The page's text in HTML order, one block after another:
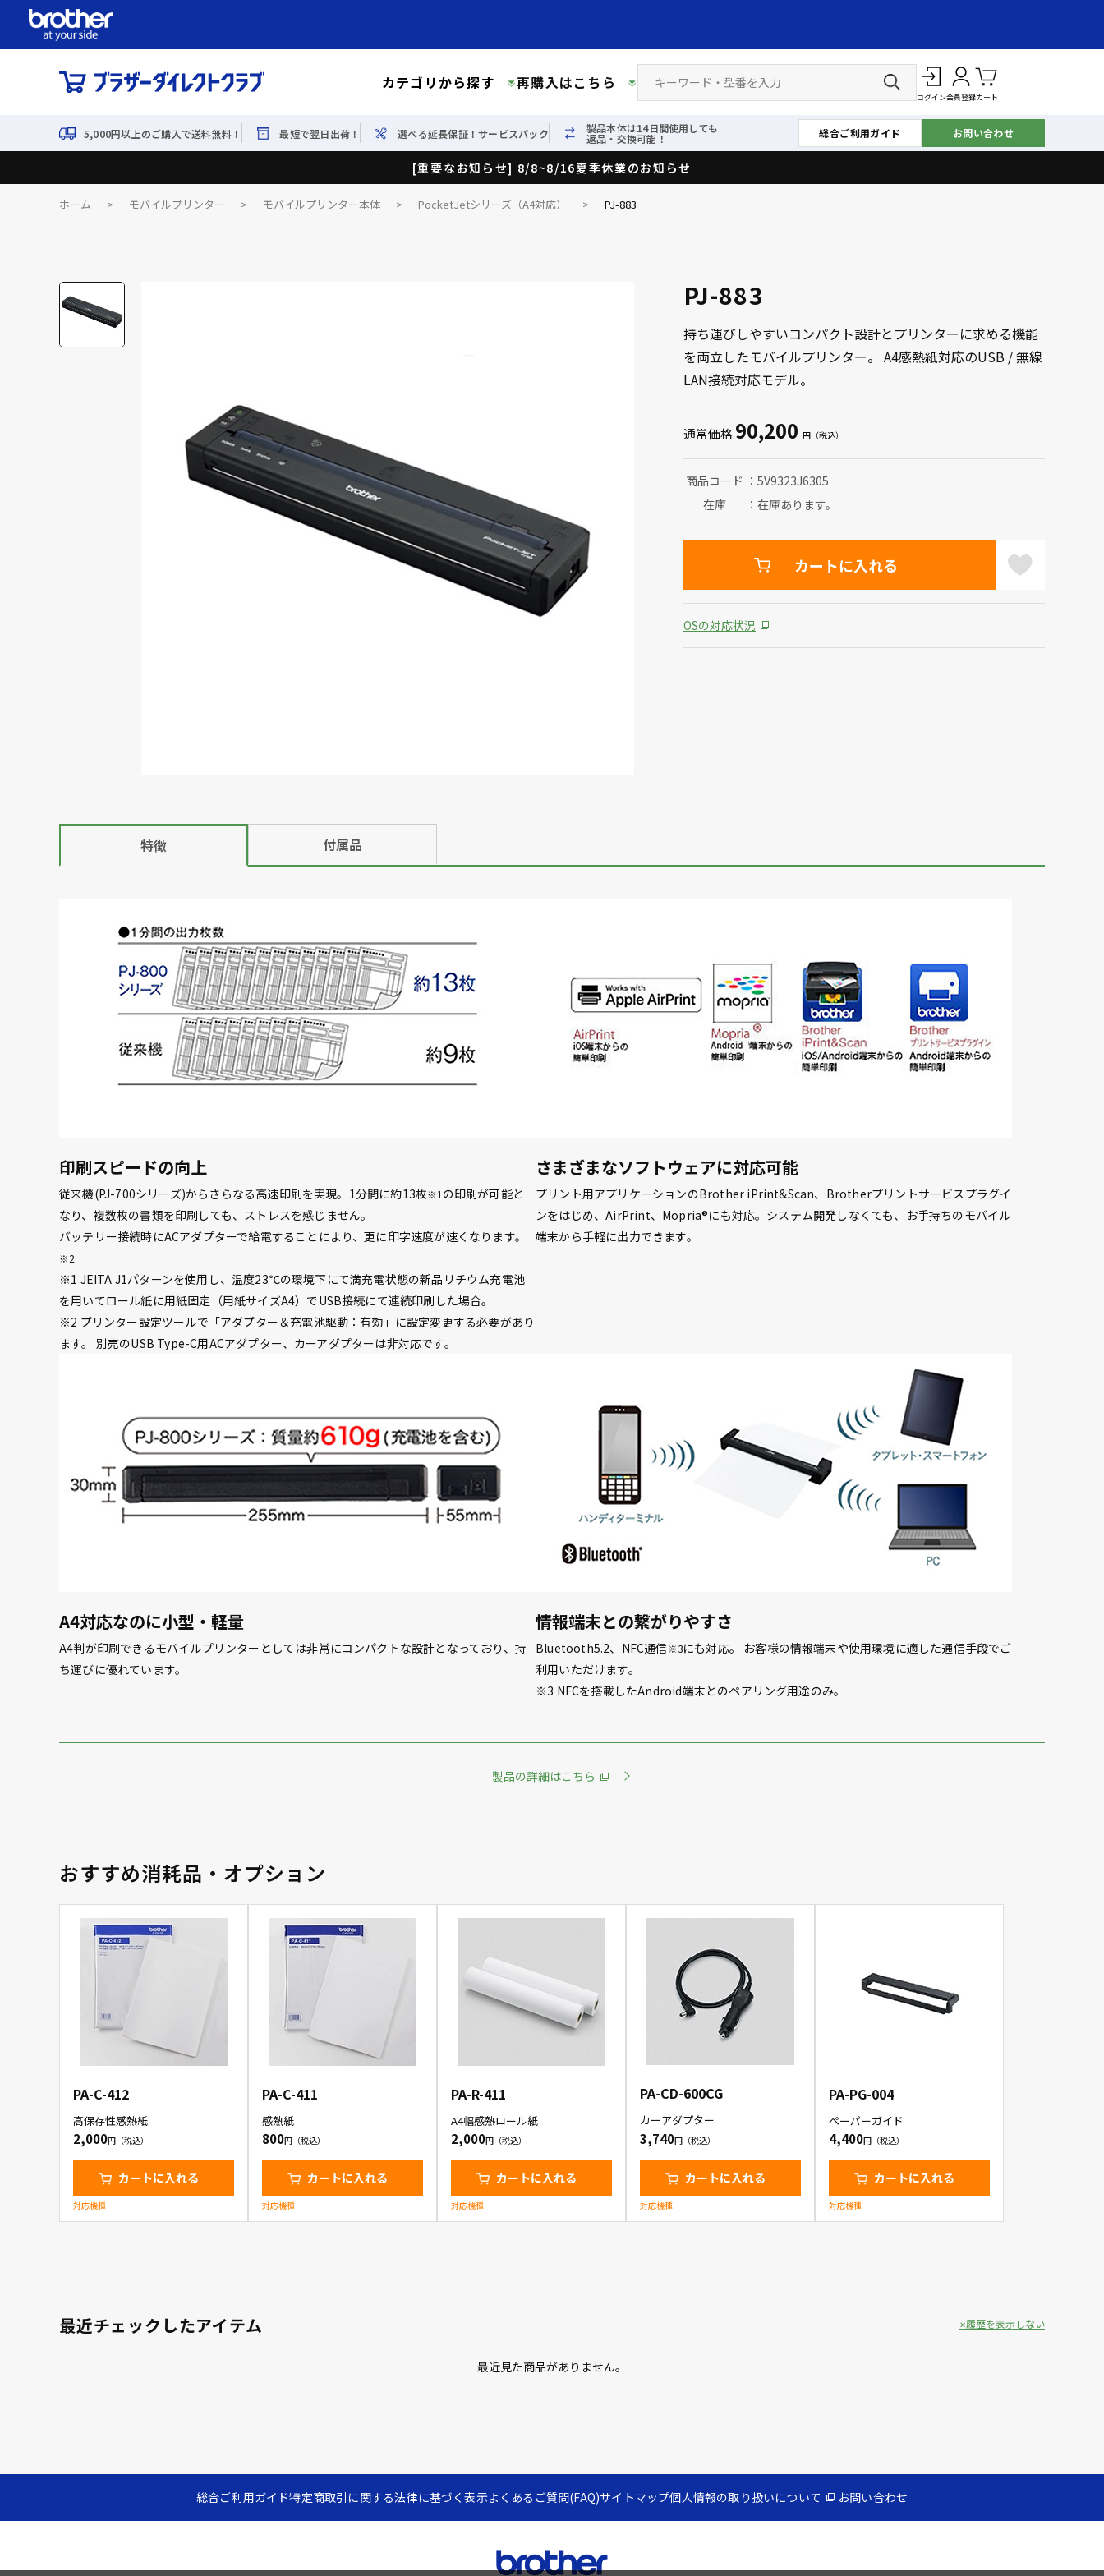
カテゴリから探す 再購入はこちら
ログイン会員登録カート
5,000円以上のご購入で送料無料！ 最短で翌日出荷！ 選べる延長保証！サービスパック 製品本体は14日間使用しても
返品・交換可能！ 総合ご利用ガイド お問い合わせ
[重要なお知らせ] 8/8~8/16夏季休業のお知らせ
ホーム > モバイルプリンター > モバイルプリンター本体 > PocketJetシリーズ（A4対応） > PJ-883
PJ-883
持ち運びしやすいコンパクト設計とプリンターに求める機能
を両立したモバイルプリンター。 A4感熱紙対応のUSB / 無線
LAN接続対応モデル。
通常価格90,200
商品コード
5V9323J6305
在庫
在庫あります。
カートに入れる
OSの対応状況
特徴 付属品
印刷スピードの向上
従来機(PJ-700シリーズ)からさらなる高速印刷を実現。1分間に約13枚※1 の印刷が可能と
なり、複数枚の書類を印刷しても、ストレスを感じません。
バッテリー接続時にACアダプターで給電することにより、更に印字速度が速くなります。
※2
※1 JEITA J1パターンを使用し、温度23℃の環境下にて満充電状態の新品リチウム充電池
を用いてロール紙に用紙固定（用紙サイズA4）でUSB接続にて連続印刷した場合。
※2 プリンター設定ツールで「アダプター＆充電池駆動：有効」に設定変更する必要があり
ます。 別売のUSB Type-C用ACアダプター、カーアダプターは非対応です。
さまざまなソフトウェアに対応可能
プリント用アプリケーションのBrother iPrint&Scan、Brotherプリントサービスプラグイ
ンをはじめ、AirPrint、Mopria®にも対応。システム開発しなくても、お手持ちのモバイル
端末から手軽に出力できます。
A4対応なのに小型・軽量
A4判が印刷できるモバイルプリンターとしては非常にコンパクトな設計となっており、持
ち運びに優れています。
情報端末との繋がりやすさ
Bluetooth5.2、NFC通信※3にも対応。 お客様の情報端末や使用環境に適した通信手段でご
利用いただけます。
※3 NFCを搭載したAndroid端末とのペアリング用途のみ。
製品の詳細はこちら
おすすめ消耗品・オプション
PA-C-412
高保存性感熱紙
2,000
カートに入れる
対応機種
PA-C-411
感熱紙
800
カートに入れる
対応機種
PA-R-411
A4幅感熱ロール紙
2,000
カートに入れる
対応機種
PA-CD-600CG
カーアダプター
3,740
カートに入れる
対応機種
PA-PG-004
ペーパーガイド
4,400
カートに入れる
対応機種
最近チェックしたアイテム
最近見た商品がありません。
履歴を表示しない
総合ご利用ガイド特定商取引に関する法律に基づく表示よくあるご質問(FAQ)サイトマップ個人情報の取り扱いについて お問い合わせ